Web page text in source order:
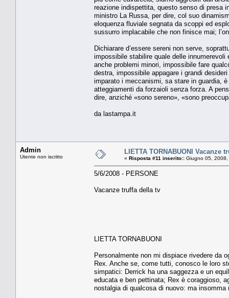
reazione indispettita, questo senso di presa
ministro La Russa, per dire, col suo
eloquenza fluviale segnata da scoppi ed
sussurro implacabile che non finisce mai;
Dichiarare d’essere sereni non serve,
impossibile stabilire quale delle
anche problemi minori, impossibile fare
destra, impossibile appagare i grandi
imparato i meccanismi, sa stare in guardia,
atteggiamenti da forzaioli senza forza. A
dire, anziché «sono sereno», «sono
da lastampa.it
Admin
Utente non iscritto
LIETTA TORNABUONI Vacanze
« Risposta #11 inserito:: Giugno 05,
5/6/2008 - PERSONE
Vacanze truffa della tv
LIETTA TORNABUONI
Personalmente non mi dispiace rivedere da
Rex. Anche se, come tutti, conosco le loro
simpatici: Derrick ha una saggezza e un
educata e ben pettinata; Rex è coraggioso,
nostalgia di qualcosa di nuovo: ma